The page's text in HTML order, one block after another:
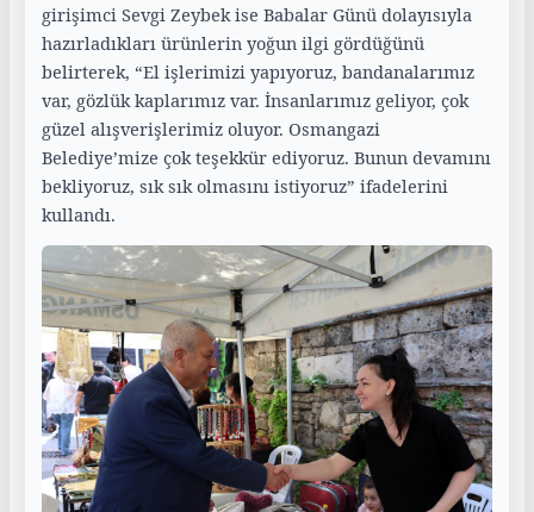
girişimci Sevgi Zeybek ise Babalar Günü dolayısıyla
hazırladıkları ürünlerin yoğun ilgi gördüğünü
belirterek, “El işlerimizi yapıyoruz, bandanalarımız
var, gözlük kaplarımız var. İnsanlarımız geliyor, çok
güzel alışverişlerimiz oluyor. Osmangazi
Belediye’mize çok teşekkür ediyoruz. Bunun devamını
bekliyoruz, sık sık olmasını istiyoruz” ifadelerini
kullandı.